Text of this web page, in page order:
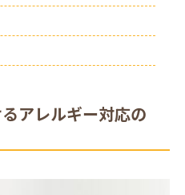
アレルギー対応の